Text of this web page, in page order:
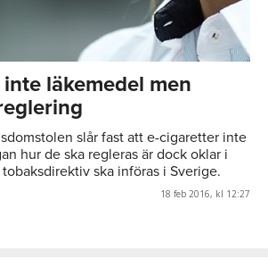
läkemedel men
slår fast att e-cigaretter inte
hur de ska regleras är dock oklar i
ska införas i Sverige.
18 feb 2016, kl 12:27